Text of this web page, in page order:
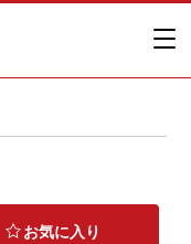
お気に入り